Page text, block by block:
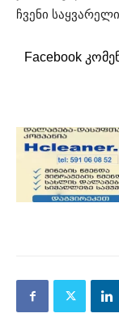
ჩვენი
Facebook